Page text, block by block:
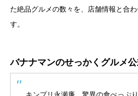
た絶品グルメの数々を、店舗情報と合
す。
バナナマンのせっかくグルメ